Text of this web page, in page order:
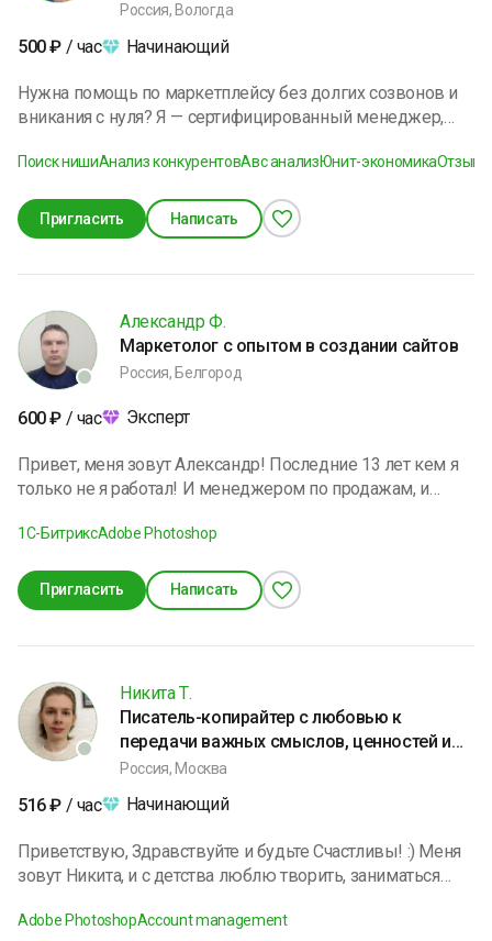
Россия, Вологда
500₽ / час Начинающий
Нужна помощь по маркетплейсу без долгих созвонов и
вникания с нуля? Я — сертифицированный менеджер,
карточками, отзывами, акциями, аналитикой. Вы говорите
пообщаемся без обязательств.
Поиск нишиАнализ конкурентовАвс анализЮнит-экономика
Пригласить Написать
Александр Ф.
Маркетолог с опытом в создании сайтов
Россия, Белгород
600₽ / час Эксперт
Привет, меня зовут Александр! Последние 13 лет кем я
только не я работал! И менеджером по продажам, и
даже немного верстальщиком сайтов. Умею вникать в
результат. Мои ключевые навыки: сео, настройка
рекламы, переговоры. Свободное время провожу с
открыт для интересных заказов и готов поделиться
своим опытом.
1C-БитриксAdobe Photoshop
Пригласить Написать
Никита Т.
Писатель-копирайтер с любовью к
передачи важных смыслов, ценностей и
доброты
Россия, Москва
516₽ / час Начинающий
Приветствую, Здравствуйте и будьте Счастливы! :) Меня
зовут Никита, и с детства люблю творить, заниматься
можно исцелить и поддержать, что осознал ещё в школе,
Adobe PhotoshopAccount management